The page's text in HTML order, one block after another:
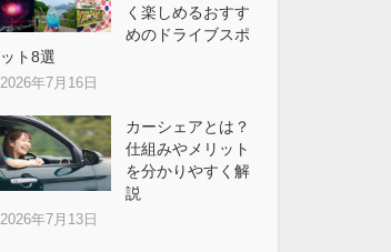
く楽しめるおすす
めのドライブスポ
ット8選
2026年7月16日
カーシェアとは？
仕組みやメリット
を分かりやすく解
説
2026年7月13日